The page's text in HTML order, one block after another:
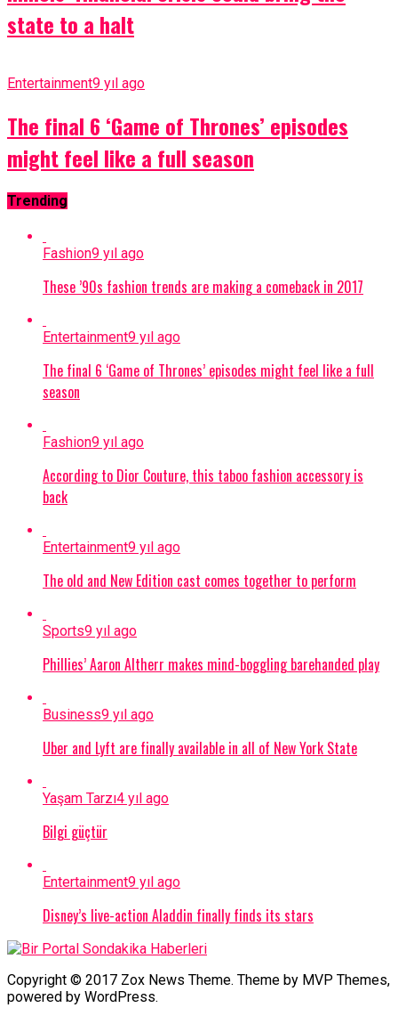
state to a halt
Entertainment9 yıl ago
The final 6 ‘Game of Thrones’ episodes
might feel like a full season
Trending
Fashion9 yıl ago
These ’90s fashion trends are making a comeback in 2017
Entertainment9 yıl ago
The final 6 ‘Game of Thrones’ episodes might feel like a full
season
Fashion9 yıl ago
According to Dior Couture, this taboo fashion accessory is
back
Entertainment9 yıl ago
The old and New Edition cast comes together to perform
Sports9 yıl ago
Phillies’ Aaron Altherr makes mind-boggling barehanded play
Business9 yıl ago
Uber and Lyft are finally available in all of New York State
Yaşam Tarzı4 yıl ago
Bilgi güçtür
Entertainment9 yıl ago
Disney’s live-action Aladdin finally finds its stars
Copyright © 2017 Zox News Theme. Theme by MVP Themes,
powered by WordPress.